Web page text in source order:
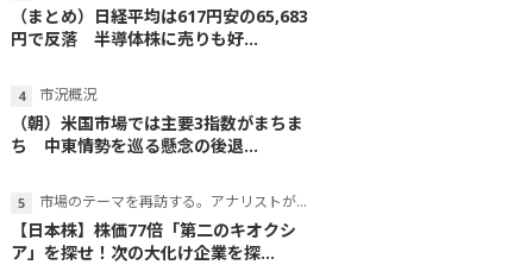
（まとめ）日経平均は617円安の65,683
円で反落 半導体株に売りも好...
市況概況
（朝）米国市場では主要3指数がまちま
ち 中東情勢を巡る懸念の後退...
市場のテーマを再訪する。アナリストが読み解くテーマの本質
【日本株】株価77倍「第二のキオクシ
ア」を探せ！次の大化け企業を探...